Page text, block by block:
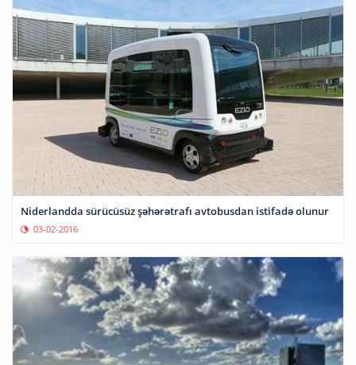
Niderlandda sürücüsüz şəhərətrafı avtobusdan istifadə olunur
03-02-2016